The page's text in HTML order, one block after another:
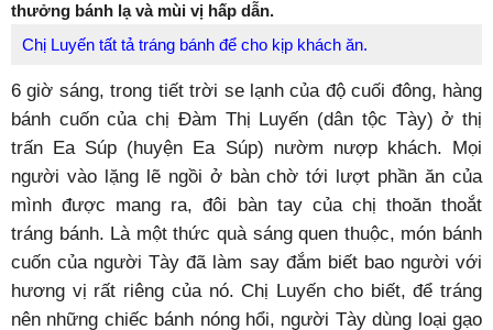
thưởng bánh lạ và mùi vị hấp dẫn.
Chị Luyến tất tả tráng bánh để cho kịp khách ăn.
6 giờ sáng, trong tiết trời se lạnh của độ cuối đông, hàng
bánh cuốn của chị Đàm Thị Luyến (dân tộc Tày) ở thị
trấn Ea Súp (huyện Ea Súp) nườm nượp khách. Mọi
người vào lặng lẽ ngồi ở bàn chờ tới lượt phần ăn của
mình được mang ra, đôi bàn tay của chị thoăn thoắt
tráng bánh. Là một thức quà sáng quen thuộc, món bánh
cuốn của người Tày đã làm say đắm biết bao người với
hương vị rất riêng của nó. Chị Luyến cho biết, để tráng
nên những chiếc bánh nóng hổi, người Tày dùng loại gạo